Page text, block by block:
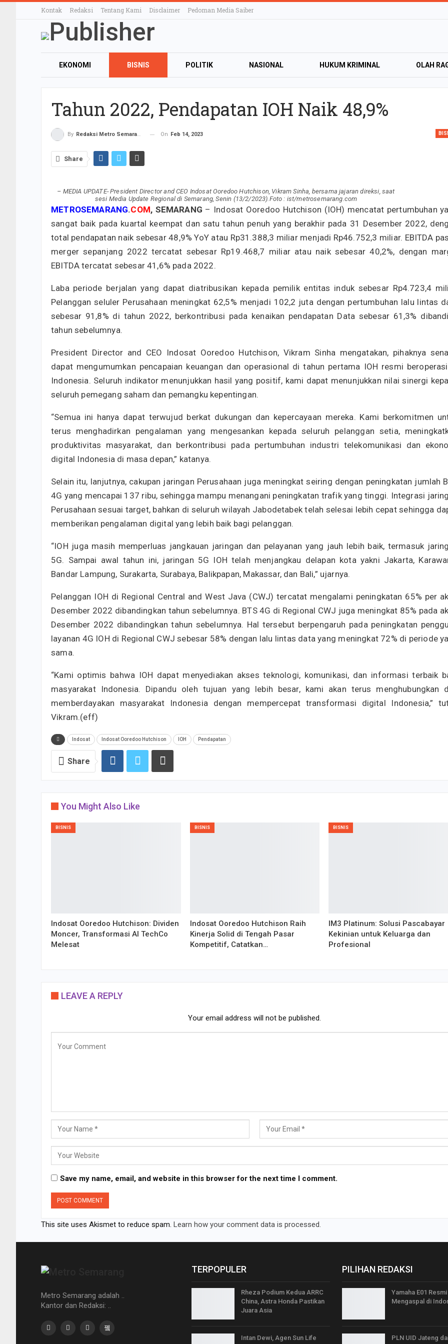
Kontak Redaksi Tentang Kami Disclaimer Pedoman Media Saiber
EKONOMI BISNIS POLITIK NASIONAL HUKUM KRIMINAL OLAH
KULINER
Tahun 2022, Pendapatan IOH Naik 48,9%
By Redaksi Metro Semarang On Feb 14, 2023
Share
– MEDIA UPDATE- President Director and CEO Indosat Ooredoo Hutchison, Vikram Sinha, bersama jajaran direksi, saat
sesi Media Update Regional di Semarang, Senin (13/2/2023).Foto : ist/metrosemarang.com
METROSEMARANG.COM, SEMARANG – Indosat Ooredoo Hutchison (IOH) mencatat pertumbuhan
sangat baik pada kuartal keempat dan satu tahun penuh yang berakhir pada 31 Desember 2022,
total pendapatan naik sebesar 48,9% YoY atau Rp31.388,3 miliar menjadi Rp46.752,3 miliar. EBITDA
merger sepanjang 2022 tercatat sebesar Rp19.468,7 miliar atau naik sebesar 40,2%, dengan
EBITDA tercatat sebesar 41,6% pada 2022.
Laba periode berjalan yang dapat diatribusikan kepada pemilik entitas induk sebesar Rp4.723,4
Pelanggan seluler Perusahaan meningkat 62,5% menjadi 102,2 juta dengan pertumbuhan lalu lintas
sebesar 91,8% di tahun 2022, berkontribusi pada kenaikan pendapatan Data sebesar 61,3%
tahun sebelumnya.
President Director and CEO Indosat Ooredoo Hutchison, Vikram Sinha mengatakan, pihaknya
dapat mengumumkan pencapaian keuangan dan operasional di tahun pertama IOH resmi
Indonesia. Seluruh indikator menunjukkan hasil yang positif, kami dapat menunjukkan nilai sinergi
seluruh pemegang saham dan pemangku kepentingan.
“Semua ini hanya dapat terwujud berkat dukungan dan kepercayaan mereka. Kami berkomitmen
terus menghadirkan pengalaman yang mengesankan kepada seluruh pelanggan setia,
produktivitas masyarakat, dan berkontribusi pada pertumbuhan industri telekomunikasi dan
digital Indonesia di masa depan,” katanya.
Selain itu, lanjutnya, cakupan jaringan Perusahaan juga meningkat seiring dengan peningkatan jumlah
4G yang mencapai 137 ribu, sehingga mampu menangani peningkatan trafik yang tinggi. Integrasi
Perusahaan sesuai target, bahkan di seluruh wilayah Jabodetabek telah selesai lebih cepat sehingga
memberikan pengalaman digital yang lebih baik bagi pelanggan.
“IOH juga masih memperluas jangkauan jaringan dan pelayanan yang jauh lebih baik, termasuk
5G. Sampai awal tahun ini, jaringan 5G IOH telah menjangkau delapan kota yakni Jakarta,
Bandar Lampung, Surakarta, Surabaya, Balikpapan, Makassar, dan Bali,” ujarnya.
Pelanggan IOH di Regional Central and West Java (CWJ) tercatat mengalami peningkatan 65% per
Desember 2022 dibandingkan tahun sebelumnya. BTS 4G di Regional CWJ juga meningkat 85% pada
Desember 2022 dibandingkan tahun sebelumnya. Hal tersebut berpengaruh pada peningkatan
layanan 4G IOH di Regional CWJ sebesar 58% dengan lalu lintas data yang meningkat 72% di periode
sama.
“Kami optimis bahwa IOH dapat menyediakan akses teknologi, komunikasi, dan informasi terbaik
masyarakat Indonesia. Dipandu oleh tujuan yang lebih besar, kami akan terus menghubungkan
memberdayakan masyarakat Indonesia dengan mempercepat transformasi digital Indonesia,”
Vikram.(eff)
Indosat Indosat Ooredoo Hutchison IOH Pendapatan
Share
You Might Also Like
BISNIS
Indosat Ooredoo Hutchison: Dividen
Moncer, Transformasi AI TechCo
Melesat
BISNIS
Indosat Ooredoo Hutchison Raih
Kinerja Solid di Tengah Pasar
Kompetitif, Catatkan…
BISNIS
IM3 Platinum: Solusi Pascabayar
Kekinian untuk Keluarga dan
Profesional
LEAVE A REPLY
Your email address will not be published.
Save my name, email, and website in this browser for the next time I comment.
This site uses Akismet to reduce spam. Learn how your comment data is processed.
Metro Semarang adalah ..
Kantor dan Redaksi: ..
TERPOPULER
Rheza Podium Kedua ARRC
China, Astra Honda Pastikan
Juara Asia
Intan Dewi, Agen Sun Life
PILIHAN REDAKSI
Yamaha E01 Resmi
Mengaspal di
PLN UID Jateng